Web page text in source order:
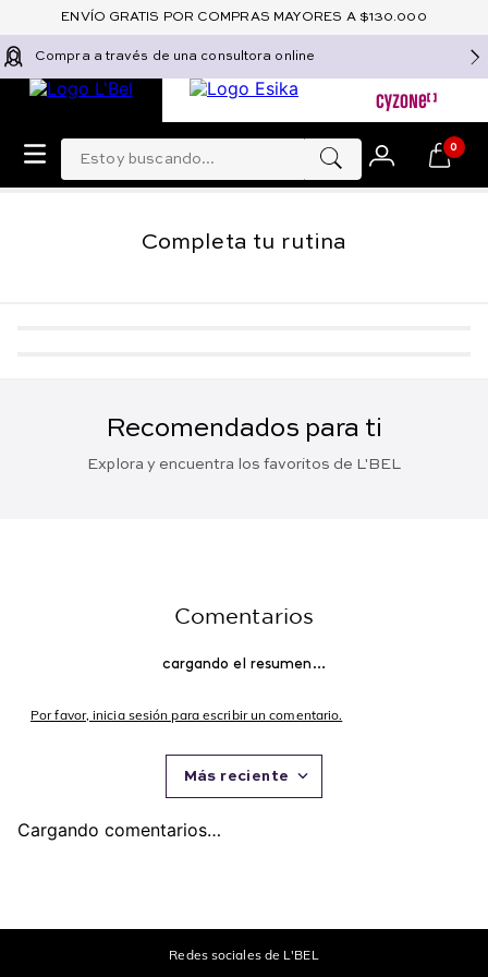
Compra a través de una consultora online
Estoy buscando... 0
ENVÍO GRATIS POR COMPRAS MAYORES A $130.000
Completa tu rutina
Recomendados para ti
Explora y encuentra los favoritos de L'BEL
Comentarios
cargando el resumen…
Por favor, inicia sesión para escribir un comentario.
Más reciente
Cargando comentarios…